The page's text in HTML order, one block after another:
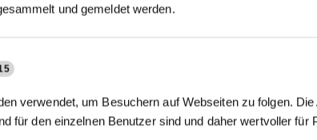
und gemeldet werden.
verwendet, um Besuchern auf Webseiten zu folgen.
für den einzelnen Benutzer sind und daher wertvoller für